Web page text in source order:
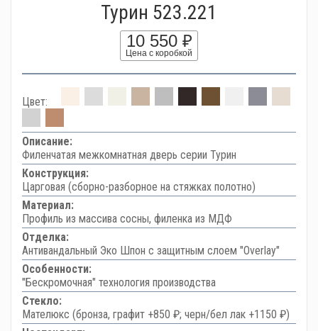
Турин 523.221
10 550 ₽
Цена с коробкой
Цвет:
Описание:
Филенчатая межкомнатная дверь серии Турин
Конструкция:
Царговая (сборно-разборное на стяжках полотно)
Материал:
Профиль из массива сосны, филенка из МДФ
Отделка:
Антивандальный Эко Шпон с защитным слоем "Overlay"
Особенности:
"Бескромочная" технология производства
Стекло:
Мателюкс (бронза, графит +850 ₽; черн/бел лак +1150 ₽)